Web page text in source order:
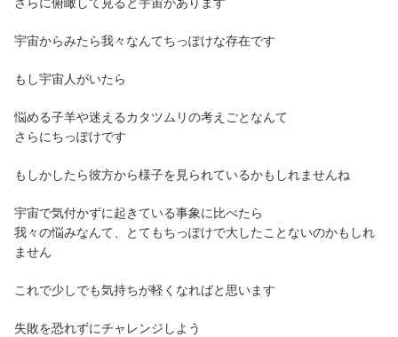
さらに俯瞰して見ると宇宙があります
宇宙からみたら我々なんてちっぽけな存在です
もし宇宙人がいたら
悩める子羊や迷えるカタツムリの考えごとなんて
さらにちっぽけです
もしかしたら彼方から様子を見られているかもしれませんね
宇宙で気付かずに起きている事象に比べたら
我々の悩みなんて、とてもちっぽけで大したことないのかもしれ
ません
これで少しでも気持ちが軽くなればと思います
失敗を恐れずにチャレンジしよう